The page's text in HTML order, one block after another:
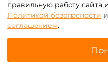
Информация
правильную работу сайта
Политикой безопасности и
соглашением.